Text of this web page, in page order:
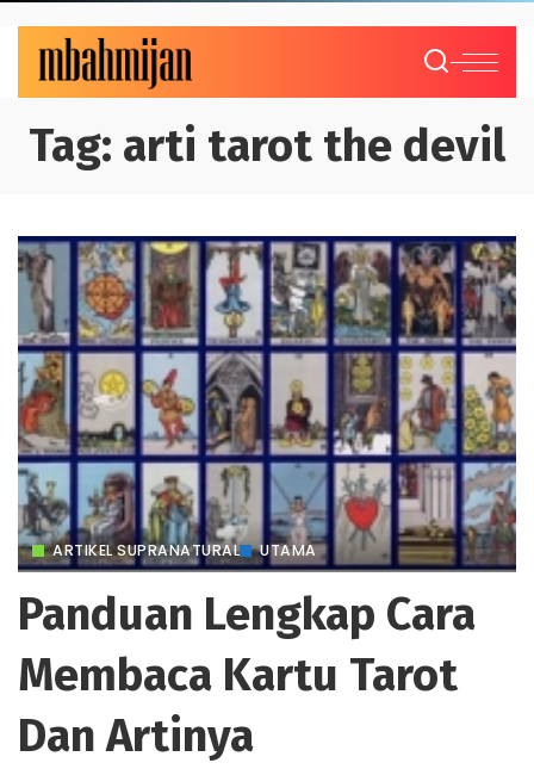
Tag: arti tarot the devil
ARTIKEL SUPRANATURAL UTAMA
Panduan Lengkap Cara
Membaca Kartu Tarot
Dan Artinya